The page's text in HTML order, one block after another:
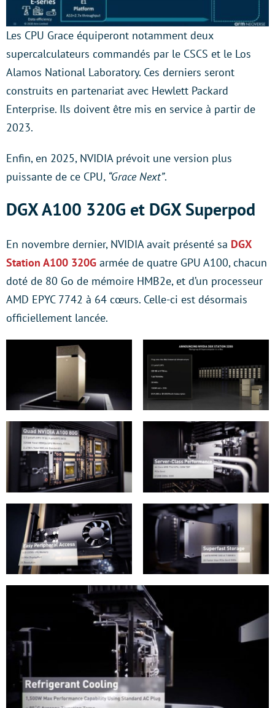
Les CPU Grace équiperont notamment deux
supercalculateurs commandés par le CSCS et le Los
Alamos National Laboratory. Ces derniers seront
construits en partenariat avec Hewlett Packard
Enterprise. Ils doivent être mis en service à partir de
2023.
Enfin, en 2025, NVIDIA prévoit une version plus
puissante de ce CPU, “Grace Next”.
DGX A100 320G et DGX Superpod
En novembre dernier, NVIDIA avait présenté sa DGX
Station A100 320G armée de quatre GPU A100, chacun
doté de 80 Go de mémoire HMB2e, et d’un processeur
AMD EPYC 7742 à 64 cœurs. Celle-ci est désormais
officiellement lancée.